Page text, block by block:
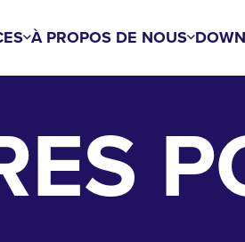
À PROPOS DE NOUS